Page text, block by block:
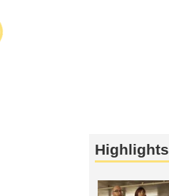
Highlights